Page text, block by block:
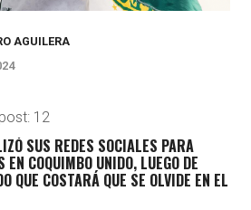
AGUILERA
12
SUS REDES SOCIALES PARA
EN COQUIMBO UNIDO, LUEGO DE
QUE COSTARÁ QUE SE OLVIDE EN EL